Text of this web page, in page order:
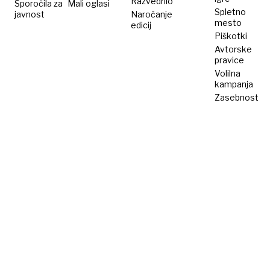
Sporočila za
javnost
Mali oglasi
Naročanje
edicij
Spletno
mesto
Piškotki
Avtorske
pravice
Volilna
kampanja
Zasebnost